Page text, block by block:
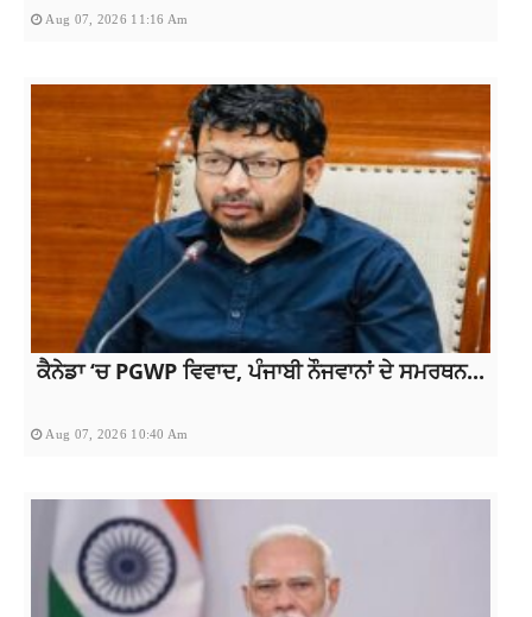
Aug 07, 2026 11:16 Am
ਕੈਨੇਡਾ ‘ਚ PGWP ਵਿਵਾਦ, ਪੰਜਾਬੀ ਨੌਜਵਾਨਾਂ ਦੇ ਸਮਰਥਨ...
Aug 07, 2026 10:40 Am